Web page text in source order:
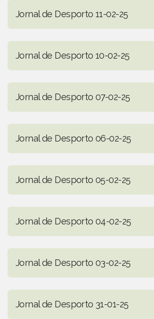
Jornal de Desporto 11-02-25
Jornal de Desporto 10-02-25
Jornal de Desporto 07-02-25
Jornal de Desporto 06-02-25
Jornal de Desporto 05-02-25
Jornal de Desporto 04-02-25
Jornal de Desporto 03-02-25
Jornal de Desporto 31-01-25